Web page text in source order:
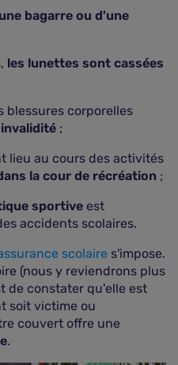
bagarre ou d'une
les lunettes sont cassées
blessures corporelles
;
lieu au cours des activités
la cour de récréation ;
sportive est
accidents scolaires.
scolaire s'impose.
(nous y reviendrons plus
de constater qu'elle est
soit victime ou
couvert offre une
.